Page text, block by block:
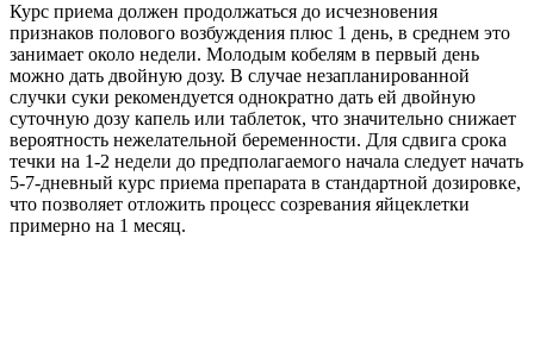
Курс приема должен продолжаться до исчезновения
признаков полового возбуждения плюс 1 день, в среднем это
занимает около недели. Молодым кобелям в первый день
можно дать двойную дозу. В случае незапланированной
случки суки рекомендуется однократно дать ей двойную
суточную дозу капель или таблеток, что значительно снижает
вероятность нежелательной беременности. Для сдвига срока
течки на 1-2 недели до предполагаемого начала следует начать
5-7-дневный курс приема препарата в стандартной дозировке,
что позволяет отложить процесс созревания яйцеклетки
примерно на 1 месяц.